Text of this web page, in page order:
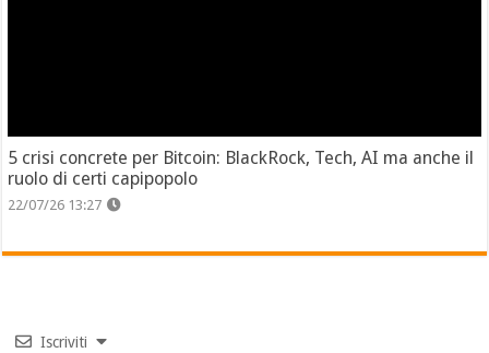
5 crisi concrete per Bitcoin: BlackRock, Tech, AI ma anche il
ruolo di certi capipopolo
22/07/26 13:27
Iscriviti